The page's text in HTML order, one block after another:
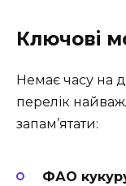
Ключові
Немає часу на
перелік
запам’ятати:
ФАО